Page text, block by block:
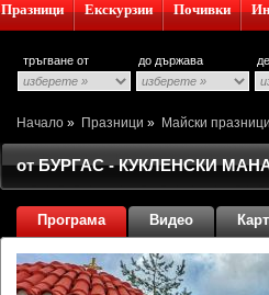
Празници Екскурзии Почивки
тръгване от до държава
Начало » Празници » Майски празници
от БУРГАС - КУКЛЕНСКИ
Програма Видео